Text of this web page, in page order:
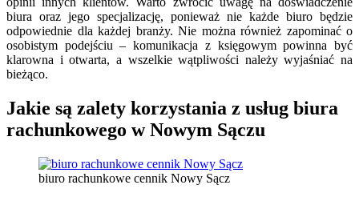
biura oraz jego specjalizację, ponieważ nie każde biuro będzie
odpowiednie dla każdej branży. Nie można również zapominać o
osobistym podejściu – komunikacja z księgowym powinna być
klarowna i otwarta, a wszelkie wątpliwości należy wyjaśniać na
bieżąco.
Jakie są zalety korzystania z usług biura
rachunkowego w Nowym Sączu
biuro rachunkowe cennik Nowy Sącz